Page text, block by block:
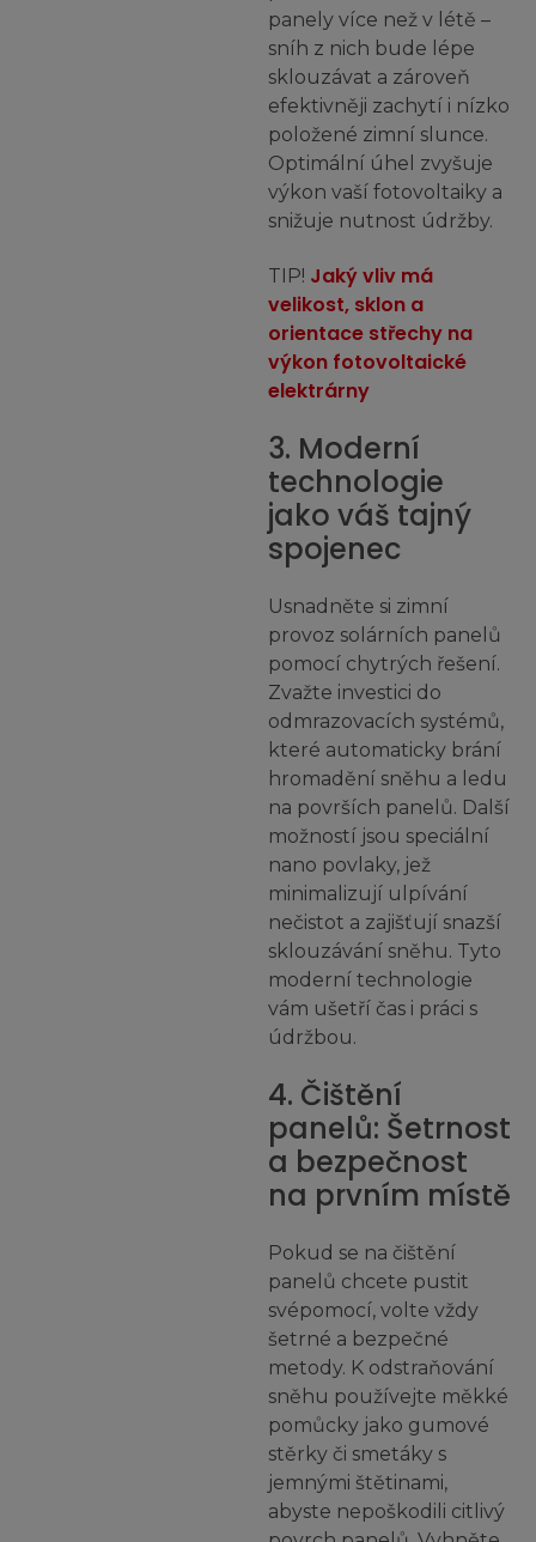
panely více než v létě –
sníh z nich bude lépe
sklouzávat a zároveň
efektivněji zachytí i nízko
položené zimní slunce.
Optimální úhel zvyšuje
výkon vaší fotovoltaiky a
snižuje nutnost údržby.
TIP! Jaký vliv má
velikost, sklon a
orientace střechy na
výkon fotovoltaické
elektrárny
3. Moderní
technologie
jako váš tajný
spojenec
Usnadněte si zimní
provoz solárních panelů
pomocí chytrých řešení.
Zvažte investici do
odmrazovacích systémů,
které automaticky brání
hromadění sněhu a ledu
na površích panelů. Další
možností jsou speciální
nano povlaky, jež
minimalizují ulpívání
nečistot a zajišťují snazší
sklouzávání sněhu. Tyto
moderní technologie
vám ušetří čas i práci s
údržbou.
4. Čištění
panelů: Šetrnost
a bezpečnost
na prvním místě
Pokud se na čištění
panelů chcete pustit
svépomocí, volte vždy
šetrné a bezpečné
metody. K odstraňování
sněhu používejte měkké
pomůcky jako gumové
stěrky či smetáky s
jemnými štětinami,
abyste nepoškodili citlivý